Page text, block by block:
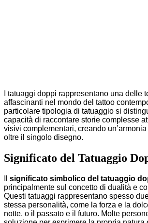
I tatuaggi doppi rappresentano una delle
affascinanti nel mondo del tattoo
particolare tipologia di tatuaggio si
capacità di raccontare storie complesse
visivi complementari, creando
oltre il singolo disegno.
Significato del Tatuaggio
significato simbolico del tatuaggio
principalmente sul concetto di dualità e
Questi tatuaggi rappresentano spesso
stessa personalità, come la forza e la
notte, o il passato e il futuro. Molte